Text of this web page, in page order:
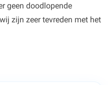
geen doodlopende
zijn zeer tevreden met het